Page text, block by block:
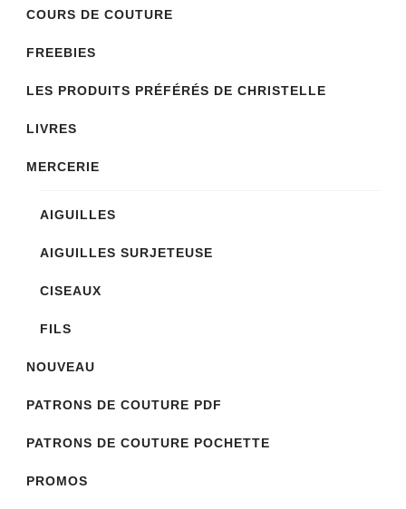
COURS DE COUTURE
FREEBIES
LES PRODUITS PRÉFÉRÉS DE CHRISTELLE
LIVRES
MERCERIE
AIGUILLES
AIGUILLES SURJETEUSE
CISEAUX
FILS
NOUVEAU
PATRONS DE COUTURE PDF
PATRONS DE COUTURE POCHETTE
PROMOS